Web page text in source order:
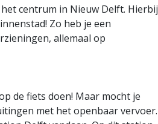
centrum in Nieuw Delft. Hierbij
Zo heb je een
allemaal op
de fiets doen! Maar mocht je
met het openbaar vervoer.